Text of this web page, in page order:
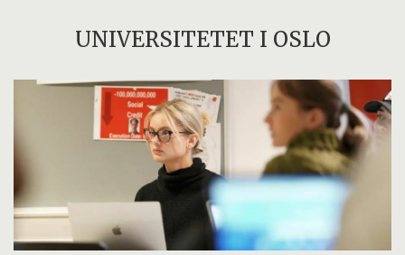
UNIVERSITETET I OSLO